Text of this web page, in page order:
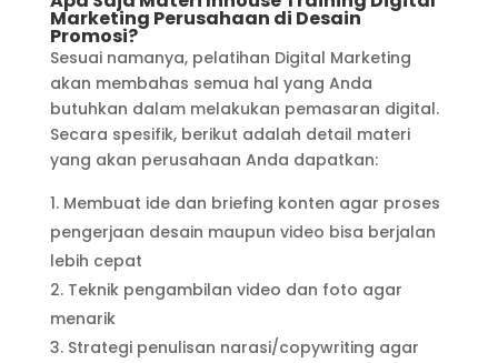
Marketing Perusahaan di Desain
Promosi?
Sesuai namanya, pelatihan Digital Marketing
akan membahas semua hal yang Anda
butuhkan dalam melakukan pemasaran digital.
Secara spesifik, berikut adalah detail materi
yang akan perusahaan Anda dapatkan:
Membuat ide dan briefing konten agar proses
pengerjaan desain maupun video bisa berjalan
lebih cepat
Teknik pengambilan video dan foto agar
menarik
Strategi penulisan narasi/copywriting agar